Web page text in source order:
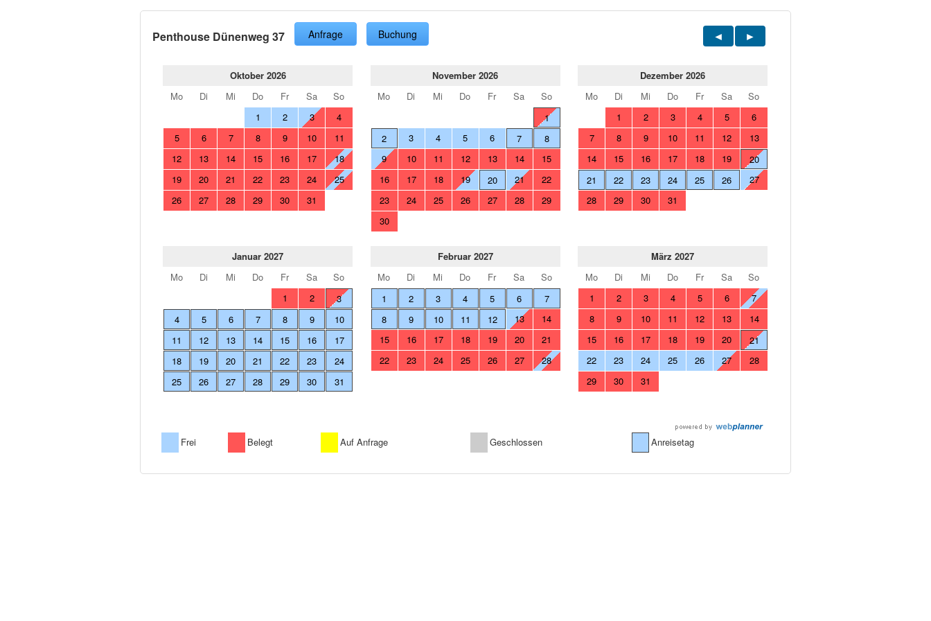
Penthouse Dünenweg 37 Anfrage Buchung
Oktober 2026
Mo
Di Mi Do Fr Sa
So
1
2 3
4
5
6 7 8 9 10
11
12
13 14 15 16 17
18
19
20 21 22 23 24
25
26
27 28 29 30 31
November 2026
Mo
Di Mi Do Fr Sa
So
1
2
3 4 5 6 7
8
9
10 11 12 13 14
15
16
17 18 19 20 21
22
23
24 25 26 27 28
29
30
Dezember 2026
Mo
Di Mi Do Fr Sa
So
1
2 3 4 5
6
7
8 9 10 11 12
13
14
15 16 17 18 19
20
21
22 23 24 25 26
27
28
29 30 31
Januar 2027
Mo
Di Mi Do Fr Sa
So
1
2
3
4
5 6 7 8 9
10
11
12 13 14 15 16
17
18
19 20 21 22 23
24
25
26 27 28 29 30 31
Februar 2027
Mo
Di Mi Do Fr Sa
So
1
2 3 4 5 6
7
8
9 10 11 12 13
14
15
16 17 18 19 20
21
22
23 24 25 26 27 28
März 2027
Mo
Di Mi Do Fr Sa
So
1
2 3 4 5 6
7
8
9 10 11 12 13
14
15
16 17 18 19 20
21
22
23 24 25 26 27
28
29
30 31
Frei Belegt Auf Anfrage Geschlossen Anreisetag